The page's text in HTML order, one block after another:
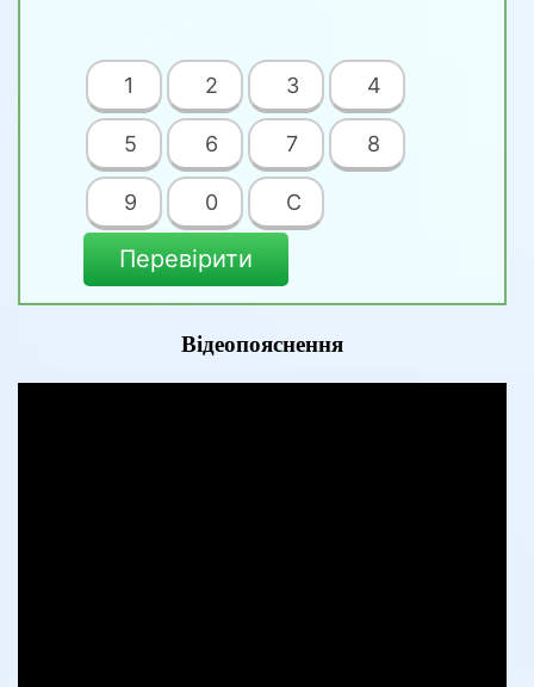
1 2 3 4
5 6 7 8
9 0 C
Перевірити
Відеопояснення